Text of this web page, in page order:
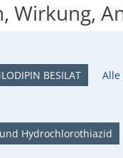
Wirkung,
BESILAT Alle
Hydrochlorothiazid